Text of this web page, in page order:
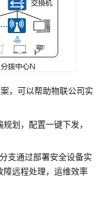
，可以帮助物联公司实
划，配置一键下发，
支通过部署安全设备实
障远程处理，运维效率